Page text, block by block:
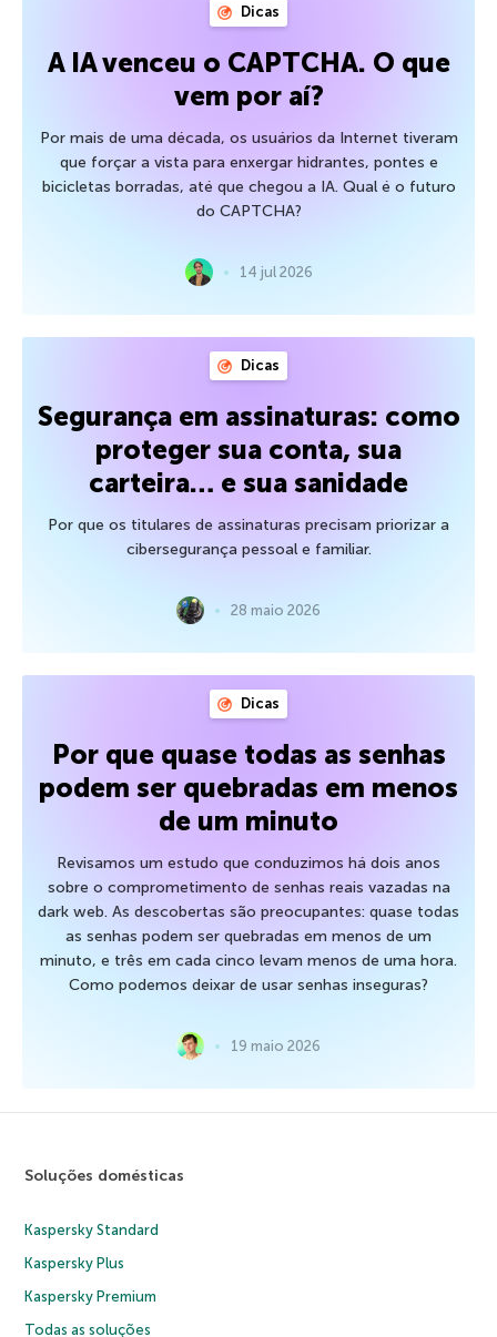
Dicas
A IA venceu o CAPTCHA. O que
vem por aí?
Por mais de uma década, os usuários da Internet tiveram
que forçar a vista para enxergar hidrantes, pontes e
bicicletas borradas, até que chegou a IA. Qual é o futuro
do CAPTCHA?
14 jul 2026
Dicas
Segurança em assinaturas: como
proteger sua conta, sua
carteira… e sua sanidade
Por que os titulares de assinaturas precisam priorizar a
cibersegurança pessoal e familiar.
28 maio 2026
Dicas
Por que quase todas as senhas
podem ser quebradas em menos
de um minuto
Revisamos um estudo que conduzimos há dois anos
sobre o comprometimento de senhas reais vazadas na
dark web. As descobertas são preocupantes: quase todas
as senhas podem ser quebradas em menos de um
minuto, e três em cada cinco levam menos de uma hora.
Como podemos deixar de usar senhas inseguras?
19 maio 2026
Soluções domésticas
Kaspersky Standard
Kaspersky Plus
Kaspersky Premium
Todas as soluções